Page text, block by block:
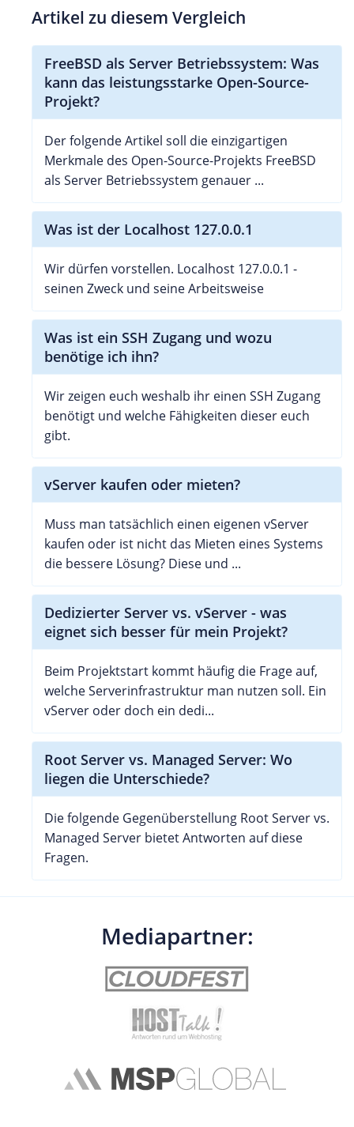
Artikel zu diesem Vergleich
FreeBSD als Server Betriebssystem: Was
kann das leistungsstarke Open-Source-
Projekt?
Der folgende Artikel soll die einzigartigen
Merkmale des Open-Source-Projekts FreeBSD
als Server Betriebssystem genauer ...
Was ist der Localhost 127.0.0.1
Wir dürfen vorstellen. Localhost 127.0.0.1 -
seinen Zweck und seine Arbeitsweise
Was ist ein SSH Zugang und wozu
benötige ich ihn?
Wir zeigen euch weshalb ihr einen SSH Zugang
benötigt und welche Fähigkeiten dieser euch
gibt.
vServer kaufen oder mieten?
Muss man tatsächlich einen eigenen vServer
kaufen oder ist nicht das Mieten eines Systems
die bessere Lösung? Diese und ...
Dedizierter Server vs. vServer - was
eignet sich besser für mein Projekt?
Beim Projektstart kommt häufig die Frage auf,
welche Serverinfrastruktur man nutzen soll. Ein
vServer oder doch ein dedi...
Root Server vs. Managed Server: Wo
liegen die Unterschiede?
Die folgende Gegenüberstellung Root Server vs.
Managed Server bietet Antworten auf diese
Fragen.
Mediapartner: